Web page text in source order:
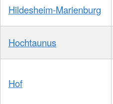
Hildesheim-Marienburg
Hochtaunus
Hof